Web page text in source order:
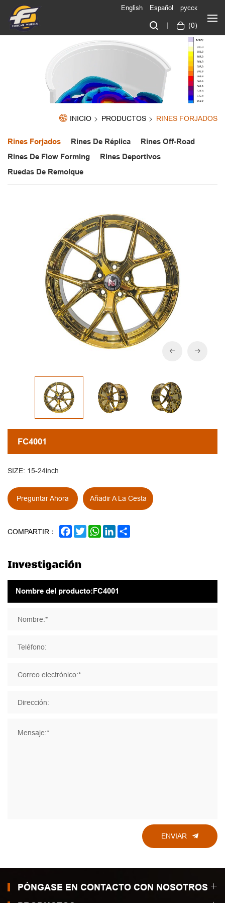
(0)
English Español русск
INICIO PRODUCTOS RINES FORJADOS
Rines Forjados Rines De Réplica
Rines Off-Road
Rines De Flow Forming
Rines Deportivos
Ruedas De Remolque
FC4001
SIZE: 15-24inch
Preguntar Ahora Añadir A La Cesta
COMPARTIR： FACEBOOK
TWITTERWHATSAPP
LINKEDIN
Investigación
Nombre:*
Teléfono:
Correo electrónico:*
Dirección:
Mensaje:*
ENVIAR
PÓNGASE EN CONTACTO CON NOSOTROS